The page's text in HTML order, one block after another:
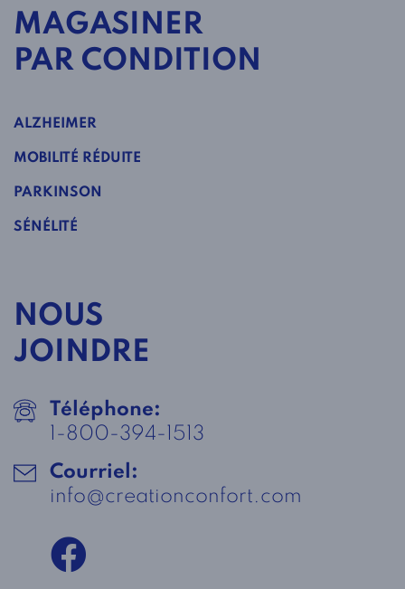
MAGASINER
PAR CONDITION
ALZHEIMER
MOBILITÉ RÉDUITE
PARKINSON
SÉNÉLITÉ
NOUS
JOINDRE
Téléphone:
1-800-394-1513
Courriel:
info@creationconfort.com